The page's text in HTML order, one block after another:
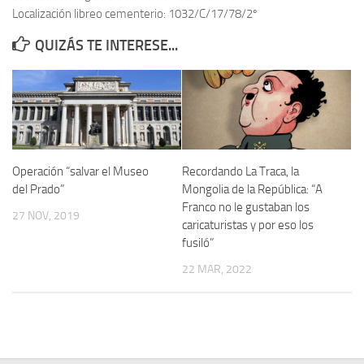
Memoria Histórica
Investigación previa de la represión en Talavera de la Reina (1937-
1947).
Informe Represión en Toledo 1936-1947 | Buscador
Informe de la fosa de abril de 1939 de Tembleque
Enciclopedia Republicana
Militantes históricos IR
Izquierda Republicana. Agrupaciones y Militantes (1934-1939)
Localización libreo cementerio: 1032/C/17/78/2º
QUIZÁS TE INTERESE...
Operación “salvar el Museo
del Prado”
27 NOV, 2019
Recordando La Traca, la
Mongolia de la República: “A
Franco no le gustaban los
caricaturistas y por eso los
fusiló”
22 MAR, 2022